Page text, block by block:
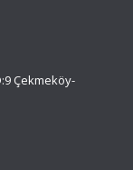
Çekmeköy-